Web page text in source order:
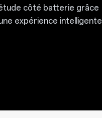
côté batterie grâce
expérience intelligente